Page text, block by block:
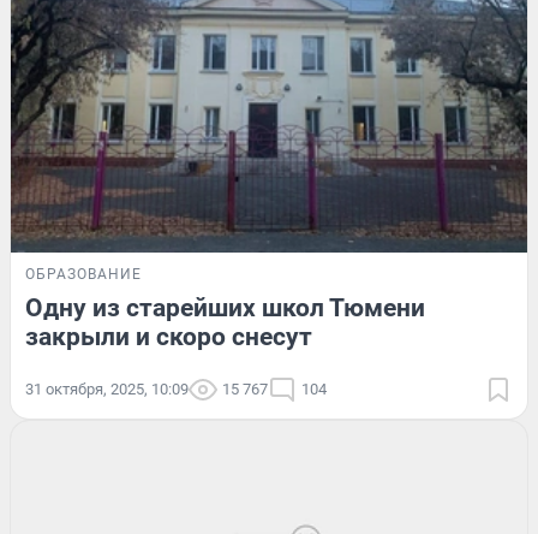
ОБРАЗОВАНИЕ
Одну из старейших школ Тюмени
закрыли и скоро снесут
31 октября, 2025, 10:09 15 767 104